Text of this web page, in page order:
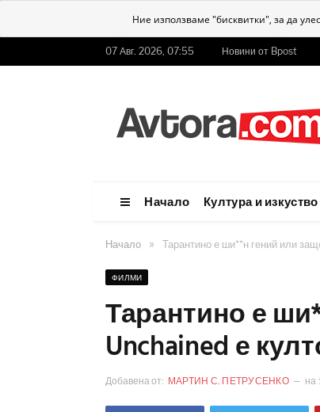
Ние използваме "бисквитки", за да
07 Авг. 2026, 07:55 Новини от Bpost
Начало Култура и изкуство
Начало » Тарантино е ши**н гений или
ФИЛМИ
Тарантино е
Unchained е
Добавена от: МАРТИН С. ПЕТРУСЕНКО на